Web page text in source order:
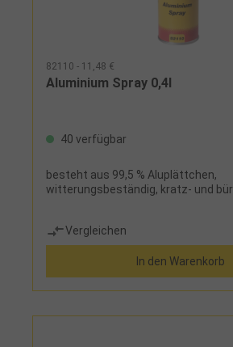
82110 - 11,48 €
Aluminium Spray 0,4l
40 verfügbar
besteht aus 99,5 % Aluplättchen,
witterungsbeständig, kratz- und
Vergleichen
In den Warenkorb